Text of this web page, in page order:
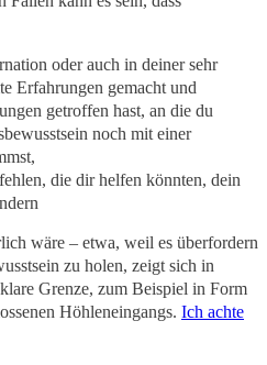
oder auch in deiner sehr
Erfahrungen gemacht und
getroffen hast, an die du
noch mit einer
die dir helfen könnten, dein
wäre – etwa, weil es überfordern
zu holen, zeigt sich in
Grenze, zum Beispiel in Form
Höhleneingangs. Ich achte